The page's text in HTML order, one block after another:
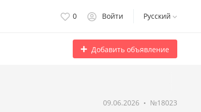
0 Войти Русский
Добавить объявление
09.06.2026 №18023